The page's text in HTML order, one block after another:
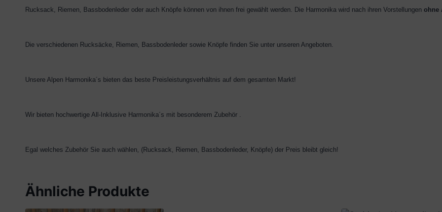
Rucksack, Riemen, Bassbodenleder oder auch Knöpfe können von ihnen frei gewählt werden. Die Harmonika wird nach ihren Vorstellungen ohne
Die verschiedenen Rucksäcke, Riemen, Bassbodenleder sowie Knöpfe finden Sie unter unseren Angeboten.
Unsere Alpen Harmonika´s bieten das beste Preisleistungsverhältnis auf dem gesamten Markt!
Wir bieten hochwertige All-Inklusive Harmonika´s mit besonderem Zubehör .
Egal welches Zubehör Sie auch wählen, (Rucksack, Riemen, Bassbodenleder, Knöpfe) der Preis bleibt gleich!
Ähnliche Produkte